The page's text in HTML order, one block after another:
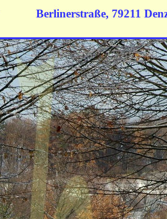
Berlinerstraße, 79211